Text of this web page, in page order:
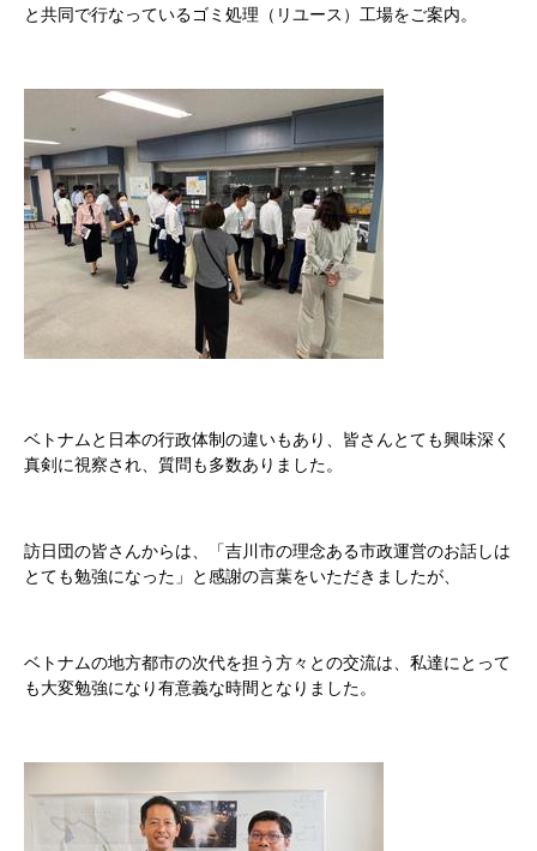
と共同で行なっているゴミ処理（リユース）工場をご案内。
ベトナムと日本の行政体制の違いもあり、皆さんとても興味深く
真剣に視察され、質問も多数ありました。
訪日団の皆さんからは、「吉川市の理念ある市政運営のお話しは
とても勉強になった」と感謝の言葉をいただきましたが、
ベトナムの地方都市の次代を担う方々との交流は、私達にとって
も大変勉強になり有意義な時間となりました。